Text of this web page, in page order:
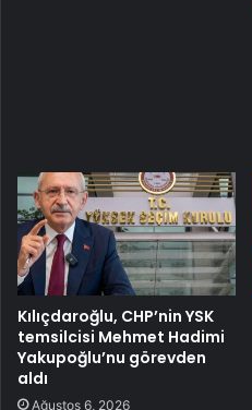
Kılıçdaroğlu, CHP’nin YSK
temsilcisi Mehmet Hadimi
Yakupoğlu’nu görevden
aldı
Ağustos 6, 2026